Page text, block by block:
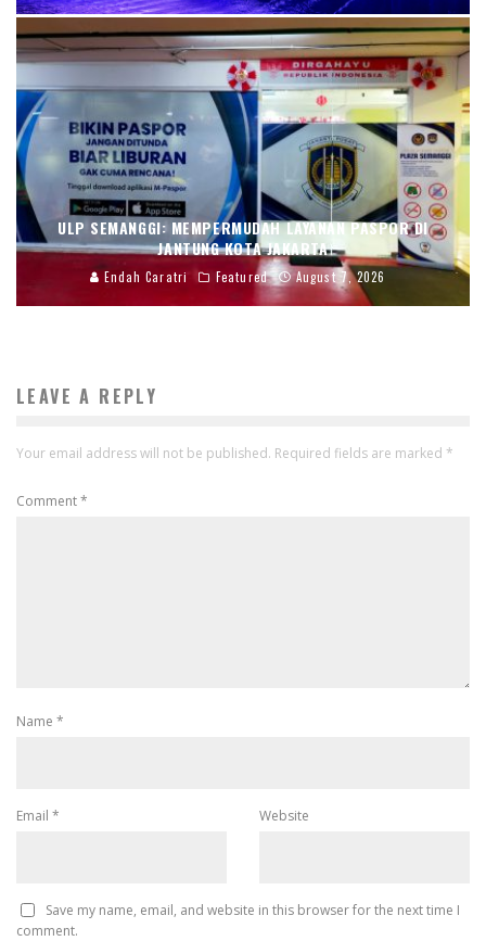
ULP SEMANGGI: MEMPERMUDAH LAYANAN PASPOR DI
JANTUNG KOTA JAKARTA
Endah Caratri Featured August 7, 2026
LEAVE A REPLY
Your email address will not be published. Required fields are marked *
Comment*
Name *
Email * Website
Save my name, email, and website in this browser for the next time I
comment.